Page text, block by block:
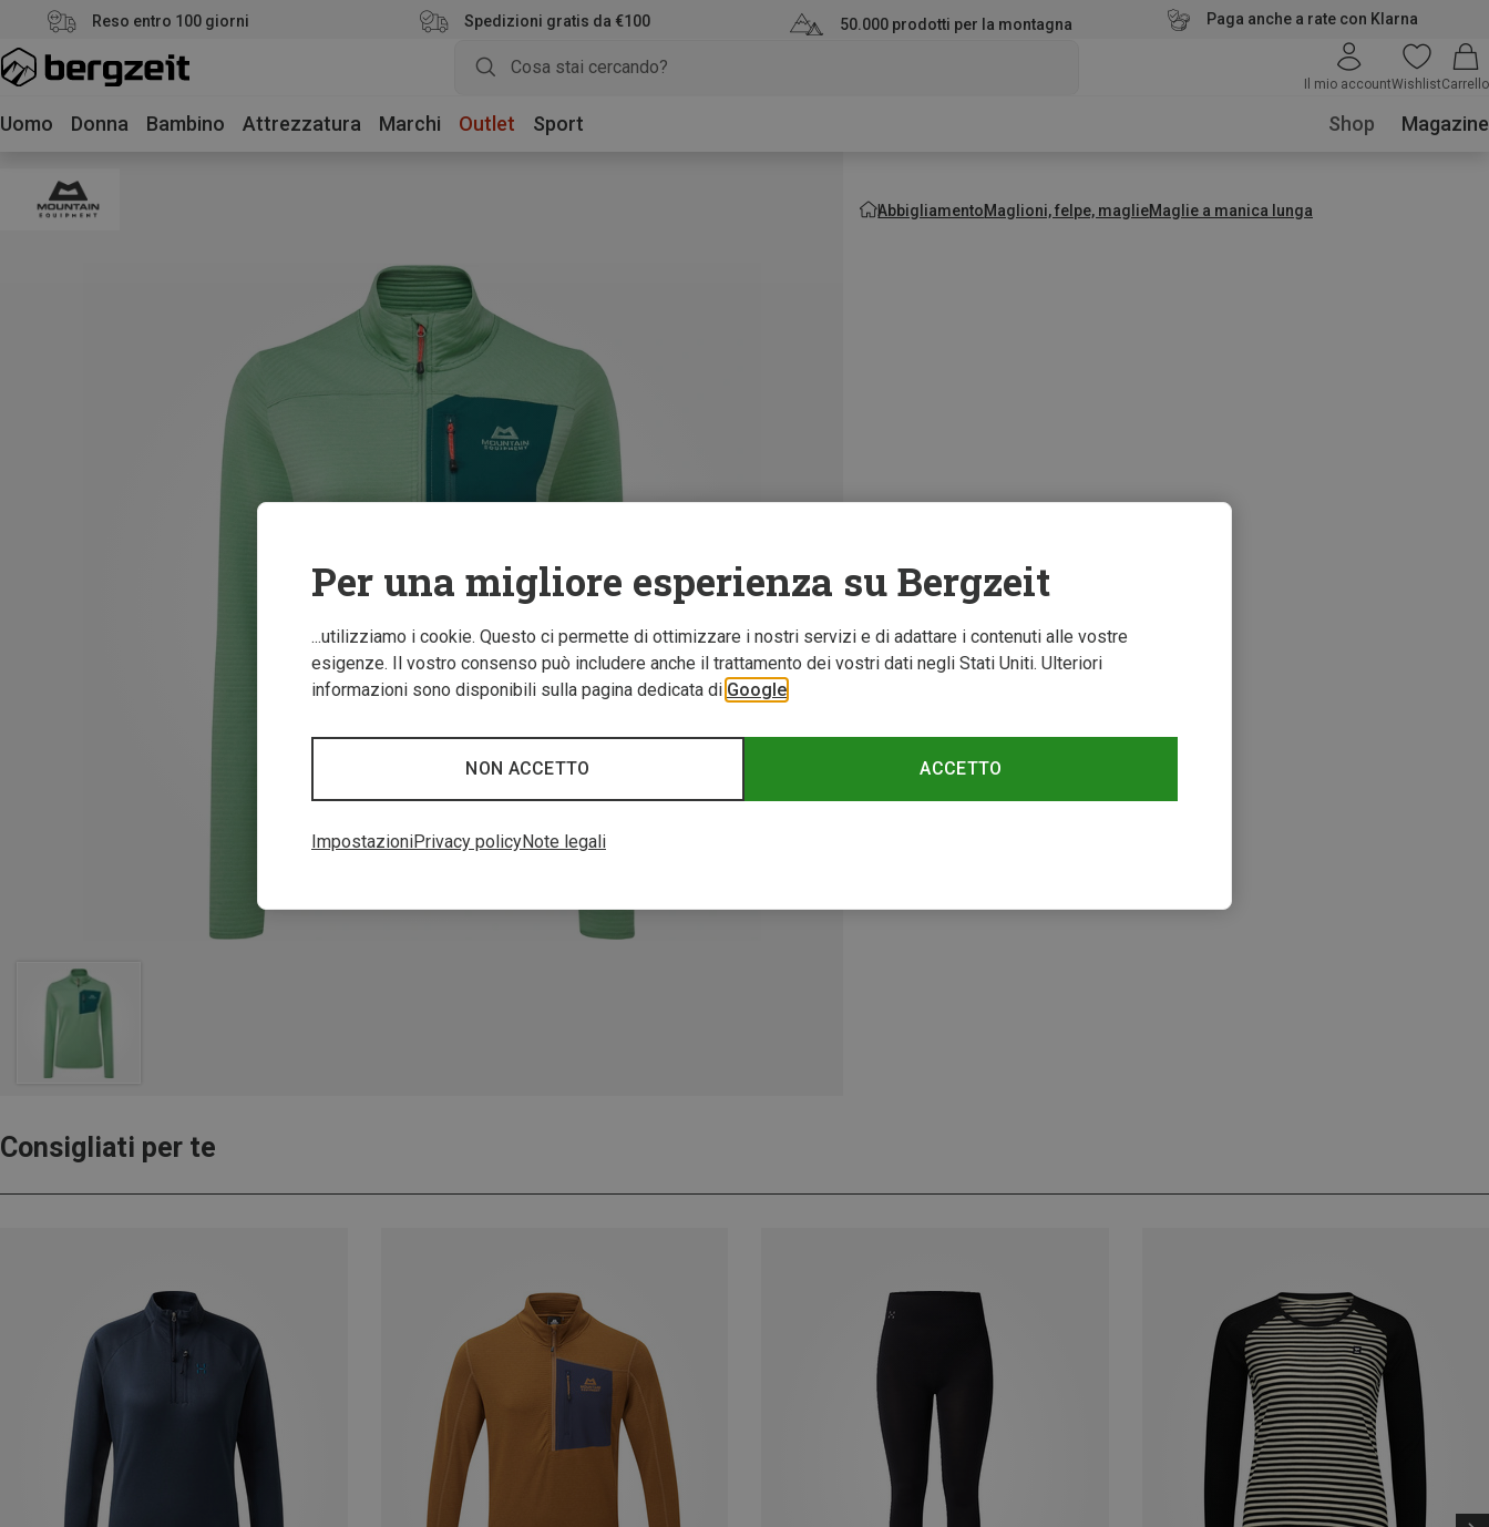
Reso entro 100 giorni Spedizioni gratis da €100 50.000 prodotti per la montagna Paga anche a rate con Klarna
Il mio accountWishlistCarrello
Uomo Donna Bambino Attrezzatura Marchi Outlet Sport Shop Magazine
AbbigliamentoMaglioni, felpe, maglieMaglie a manica lunga
Consigliati per te
Per una migliore esperienza su Bergzeit
...utilizziamo i cookie. Questo ci permette di ottimizzare i nostri servizi e di adattare i contenuti alle vostre
esigenze. Il vostro consenso può includere anche il trattamento dei vostri dati negli Stati Uniti. Ulteriori
informazioni sono disponibili sulla pagina dedicata di Google
ACCETTO
NON ACCETTO
ImpostazioniPrivacy policyNote legali